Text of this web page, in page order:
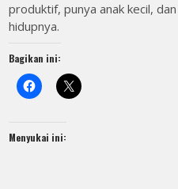
produktif, punya anak kecil,
hidupnya.
Bagikan ini:
Menyukai ini: